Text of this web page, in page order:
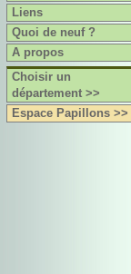
Liens
Quoi de neuf ?
A propos
Choisir un
département >>
Espace Papillons >>